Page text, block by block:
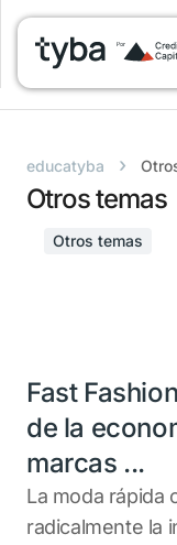
educatyba ›
Otros temas
Otros temas
Fast
de la
marcas ...
La moda rápida
radicalmente la